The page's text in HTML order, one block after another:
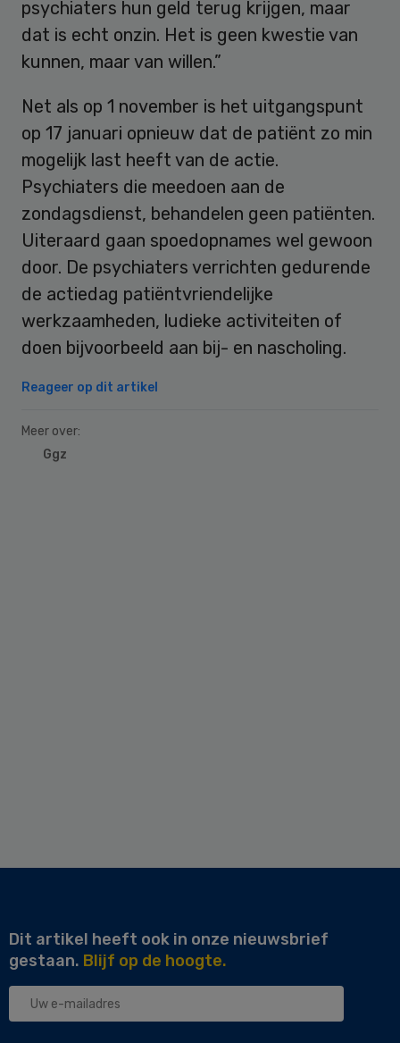
psychiaters hun geld terug krijgen, maar
dat is echt onzin. Het is geen kwestie van
kunnen, maar van willen.”
Net als op 1 november is het uitgangspunt
op 17 januari opnieuw dat de patiënt zo min
mogelijk last heeft van de actie.
Psychiaters die meedoen aan de
zondagsdienst, behandelen geen patiënten.
Uiteraard gaan spoedopnames wel gewoon
door. De psychiaters verrichten gedurende
de actiedag patiëntvriendelijke
werkzaamheden, ludieke activiteiten of
doen bijvoorbeeld aan bij- en nascholing.
Reageer op dit artikel
Meer over:
Ggz
Dit artikel heeft ook in onze nieuwsbrief
gestaan. Blijf op de hoogte.
Uw